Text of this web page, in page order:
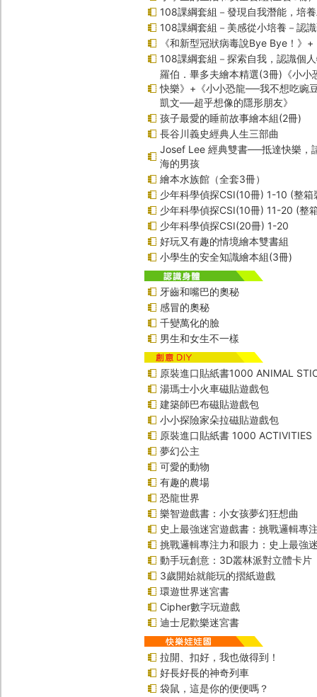
108課綱套組－發現自我潛能，培
108課綱套組－美感從小培養－認
《和新型冠狀病毒說Bye Bye！》
108課綱套組－探索自我，認識個
羅伯．畢多夫繪本精選(3冊)《小小
快樂》+《小小恐龍──我不想吃豌
凱文──超乎想像的隱形朋友》
孩子最愛的睡前故事繪本組(2冊)
長谷川義史經典人生三部曲
Josef Lee 經典雙書──抵達快樂，
海的男孩
繪本水族館（全套3冊）
少年科學偵探CSI(10冊) 1-10 (整箱
少年科學偵探CSI(10冊) 11-20 (整
少年科學偵探CSI(20冊) 1-20
好玩又有趣的情境繪本雙書組
小學生的安全知識繪本組(3冊)
牙齒和嘴巴的奧秘
感冒的奧秘
千變萬化的臉
男生和女生不一樣
原裝進口貼紙書1000 ANIMAL
湯瑪士小火車磁貼遊戲包
建築師巴布磁貼遊戲包
小小探險家朵拉磁貼遊戲包
原裝進口貼紙書 1000 ACTIVITIES
夢幻公主
可愛的動物
有趣的農場
恐龍世界
樂智遊戲書：小女孩夢幻狂想曲
史上最強迷宮遊戲書：挑戰邏輯專
挑戰邏輯專注力和眼力：史上最強
動手玩創意：3D叢林派對立體卡片
3歲開始就能玩的摺紙遊戲
環遊世界迷宮書
Cipher數字玩遊戲
迪士尼歡樂迷宮書
拉開、扣好，我也做得到！
好長好長的神奇列車
袋鼠，這是你的便便嗎？